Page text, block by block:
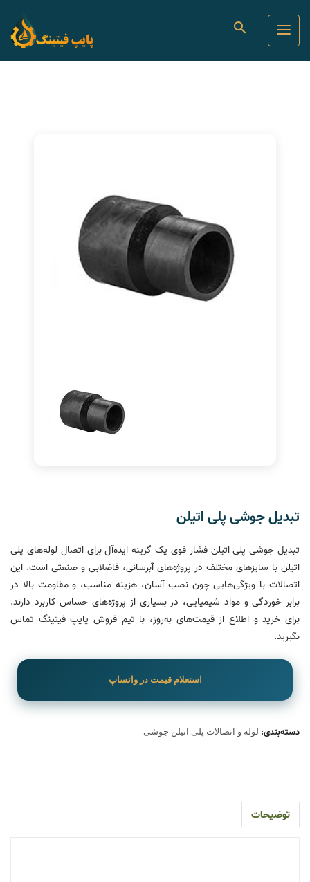
تبدیل جوشی پلی اتیلن
تبدیل جوشی پلی اتیلن فشار قوی یک گزینه ایده‌آل برای اتصال لوله‌های پلی
اتیلن با سایزهای مختلف در پروژه‌های آبرسانی، فاضلابی و صنعتی است. این
اتصالات با ویژگی‌هایی چون نصب آسان، هزینه مناسب، و مقاومت بالا در
برابر خوردگی و مواد شیمیایی، در بسیاری از پروژه‌های حساس کاربرد دارند.
برای خرید و اطلاع از قیمت‌های به‌روز، با تیم فروش پایپ فیتینگ تماس
بگیرید.
استعلام قیمت در واتساپ
دسته‌بندی: لوله و اتصالات پلی اتیلن جوشی
توضیحات